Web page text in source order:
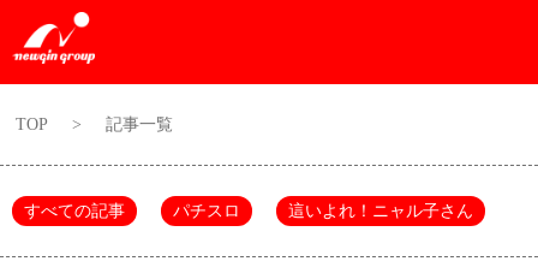
TOP > 記事一覧
すべての記事 パチスロ 這いよれ！ニャル子さん